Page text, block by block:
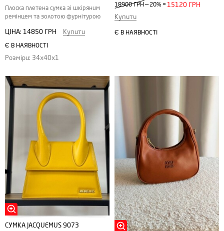
Плоска плетена сумка зі шкіряним
ремінцем та золотою фурнітурою
ЦІНА: 14850 ГРН Купити
Є В НАЯВНОСТІ
Розміри: 34х40х1
18900 ГРН — 20% = 15120 ГРН
Купити
Є В НАЯВНОСТІ
СУМКА JACQUEMUS 9073